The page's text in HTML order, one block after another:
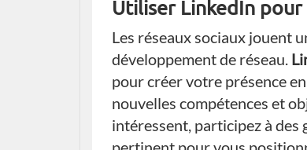
Utiliser LinkedIn
Les réseaux sociaux jouent
développement de réseau.
pour créer votre présence
nouvelles compétences et
intéressent, participez à des